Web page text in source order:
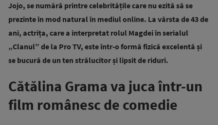
Jojo, se numără printre celebritățile care nu ezită să se
prezinte în mod natural în mediul online. La vârsta de 43 de
ani, actrița, care a interpretat rolul Magdei în serialul
„Clanul” de la Pro TV, este într-o formă fizică excelentă și
se bucură de un ten strălucitor și lipsit de riduri.
Cătălina Grama va juca într-un
film românesc de comedie